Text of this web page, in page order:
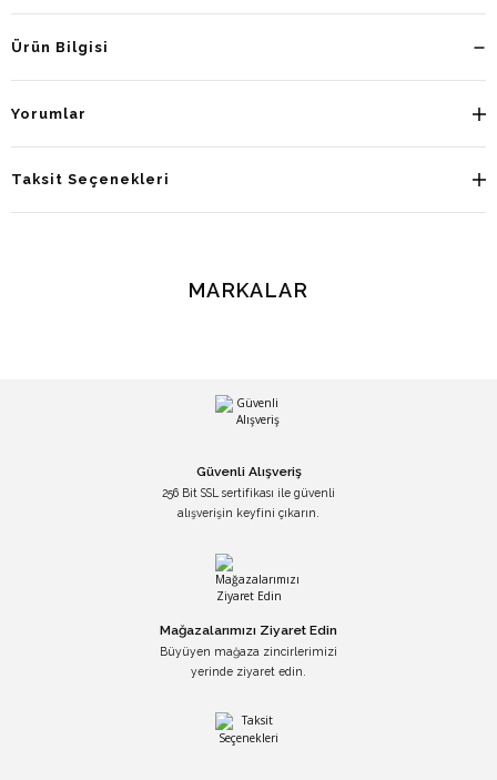
Ürün Bilgisi
Yorumlar
Taksit Seçenekleri
MARKALAR
Güvenli Alışveriş
256 Bit SSL sertifikası ile güvenli
alışverişin keyfini çıkarın.
Mağazalarımızı Ziyaret Edin
Büyüyen mağaza zincirlerimizi
yerinde ziyaret edin.